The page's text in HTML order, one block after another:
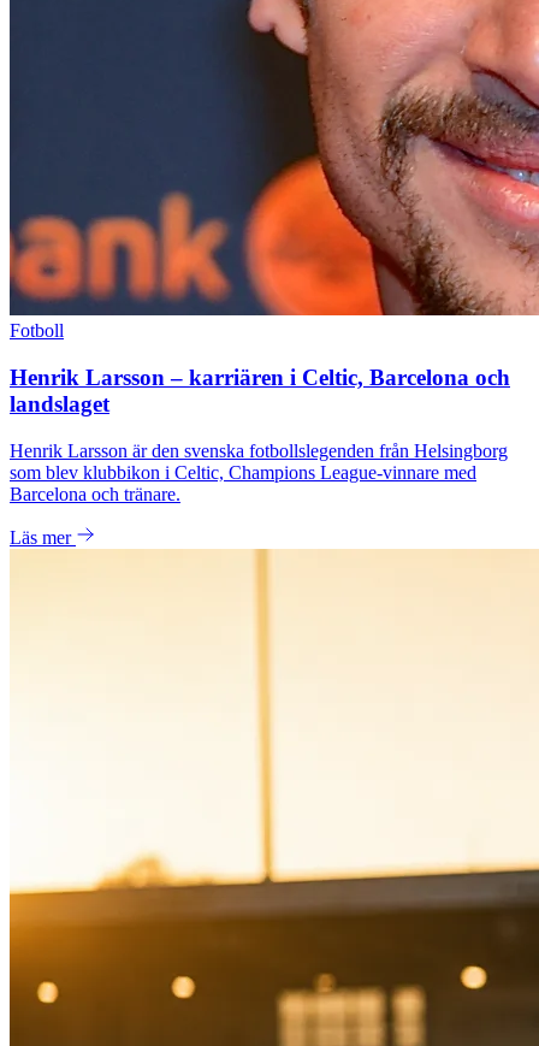
Fotboll
Henrik Larsson – karriären i Celtic, Barcelona och
landslaget
Henrik Larsson är den svenska fotbollslegenden från Helsingborg
som blev klubbikon i Celtic, Champions League-vinnare med
Barcelona och tränare.
Läs mer